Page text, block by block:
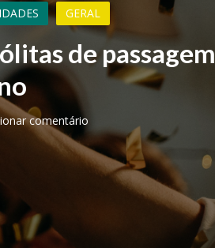
GERAL
de passagem
comentário